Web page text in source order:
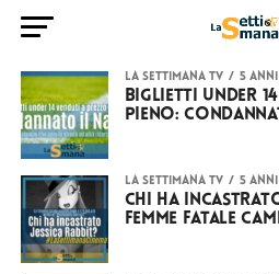
LA SETTIMANA TV 5
Biglietti under
pieno:
LA SETTIMANA TV 5
Chi ha
femme fatale